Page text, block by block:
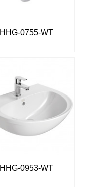
HHG-0755-WT
HHG-0953-WT